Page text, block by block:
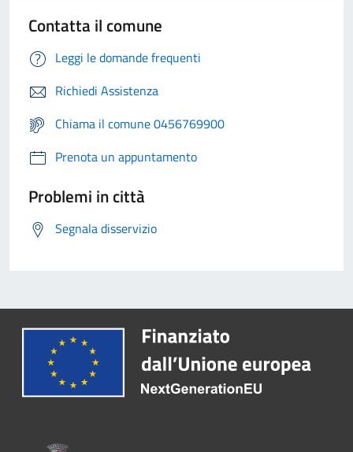
Contatta il comune
Leggi le domande frequenti
Richiedi Assistenza
Chiama il comune 0456769900
Prenota un appuntamento
Problemi in città
Segnala disservizio